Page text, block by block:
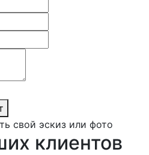
свой эскиз или фото
клиентов